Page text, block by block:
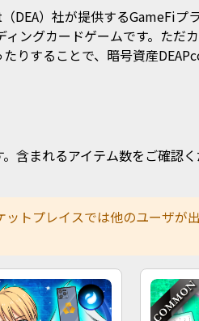
）社が提供するGameFiプ
ングカードゲームです。ただ
りすることで、暗号資産
含まれるアイテム数をご確認
トプレイスでは他のユーザが